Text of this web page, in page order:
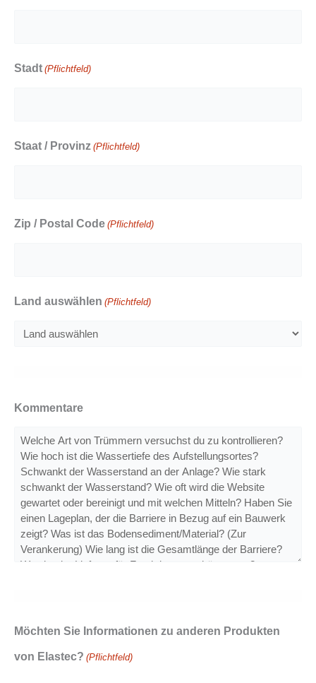
Stadt (Pflichtfeld)
Staat / Provinz (Pflichtfeld)
Zip / Postal Code (Pflichtfeld)
Land auswählen (Pflichtfeld)
Kommentare
Möchten Sie Informationen zu anderen Produkten
von Elastec? (Pflichtfeld)